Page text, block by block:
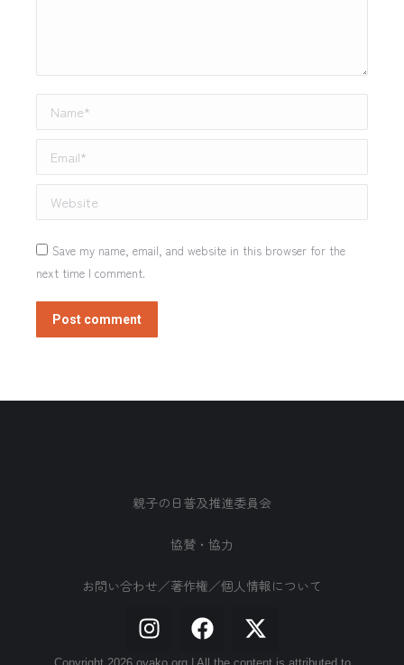
Name *
Email *
Website
Save my name, email, and website in this browser for the
next time I comment.
Post comment
親子の日普及推進委員会
協賛・協力
お問い合わせ／著作権／個人情報について